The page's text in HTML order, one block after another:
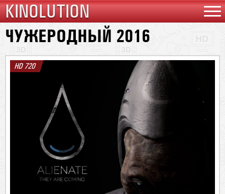
KINOLUTION
ЧУЖЕРОДНЫЙ 2016
HD 720